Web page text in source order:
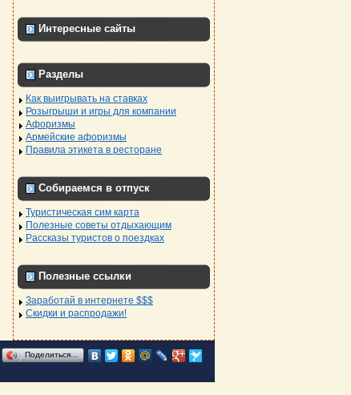
Интересные сайты
Разделы
Как выигрывать на ставках
Розыгрыши и игры для компании
Афоризмы
Армейские афоризмы
Правила этикета в ресторане
Собираемся в отпуск
Туристическая сим карта
Полезные советы отдыхающим
Рассказы туристов о поездках
Полезные ссылки
Заработай в интернете $$$
Скидки и распродажи!
Поделиться…